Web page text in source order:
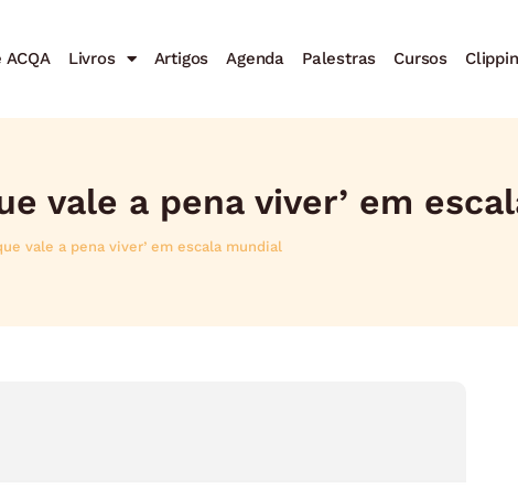
ACQA Livros Artigos Agenda Palestras Cursos
vale a pena viver’ em
vale a pena viver’ em escala mundial